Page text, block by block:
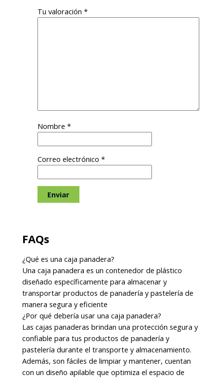
Tu valoración*
Nombre*
Correo electrónico*
FAQs
¿Qué es una caja panadera?
Una caja panadera es un contenedor de plástico
diseñado específicamente para almacenar y
transportar productos de panadería y pastelería de
manera segura y eficiente
¿Por qué debería usar una caja panadera?
Las cajas panaderas brindan una protección segura y
confiable para tus productos de panadería y
pastelería durante el transporte y almacenamiento.
Además, son fáciles de limpiar y mantener, cuentan
con un diseño apilable que optimiza el espacio de